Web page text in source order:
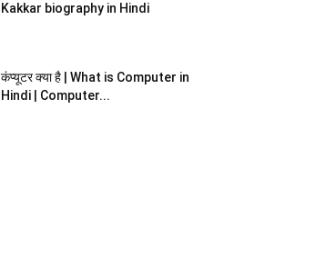
Kakkar biography in Hindi
कंप्यूटर क्या है | What is Computer in
Hindi | Computer...